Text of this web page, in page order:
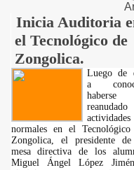
Inicia Auditoria
el Tecnológico de
Zongolica.
Luego de
a
haberse
reanudado
actividades
normales en el Tecnológico
Zongolica, el presidente
mesa directiva de los
Miguel Ángel López